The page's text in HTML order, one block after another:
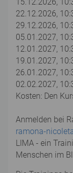
22.12.2026,
29.12.2026,
05.01.2027,
12.01.2027,
19.01.2027,
26.01.2027,
02.02.2027,
Kosten: Den
Anmelden bei
ramona-
LIMA - ein
Menschen im